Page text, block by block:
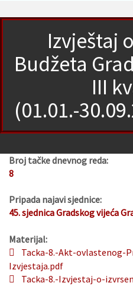
Izvještaj
Budžeta
III
(01.01.-
Broj tačke dnevnog reda:
8
Pripada najavi sjednice:
45. sjednica Gradskog vijeća
Materijal:
Tacka-8.-Akt-ovlastenog-
Izvjestaja.pdf
Tacka-8.-Izvjestaj-o-